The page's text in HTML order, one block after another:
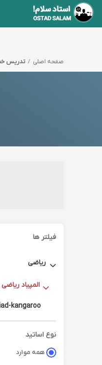
صفحه اصلی تدریس
فیلتر ها
ریاضی
المپیاد ریاضی
kangaroo
نوع اساتید
همه موارد